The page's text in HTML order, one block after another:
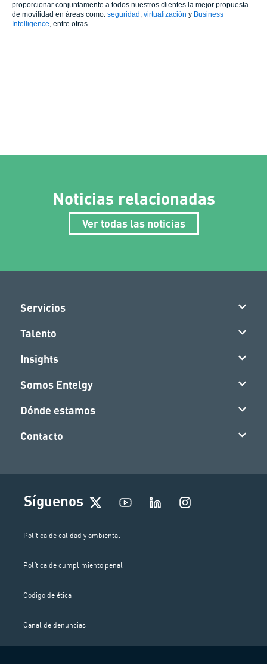
proporcionar conjuntamente a todos nuestros clientes la mejor propuesta
de movilidad en áreas como: seguridad , virtualización y Business
Intelligence, entre otras.
Noticias relacionadas
Ver todas las noticias
Servicios
Talento
Insights
Somos Entelgy
Dónde estamos
Contacto
Síguenos
I
n
Política de calidad y ambiental
Política de cumplimiento penal
Codigo de ética
Canal de denuncias